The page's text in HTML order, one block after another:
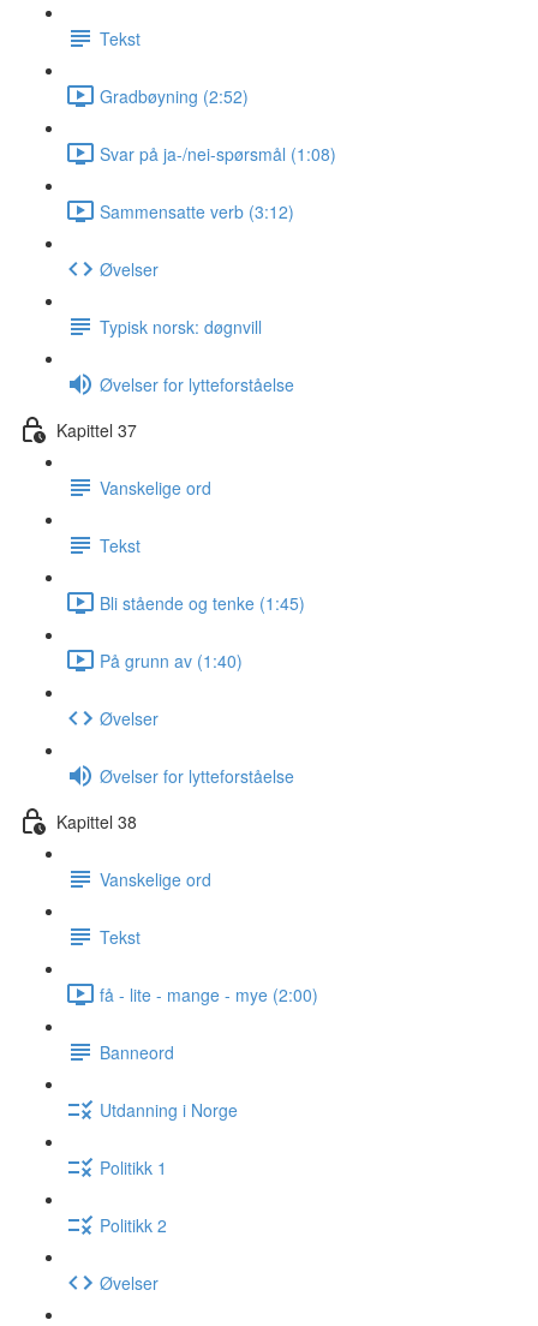
Tekst
Gradbøyning (2:52)
Svar på ja-/nei-spørsmål (1:08)
Sammensatte verb (3:12)
Øvelser
Typisk norsk: døgnvill
Øvelser for lytteforståelse
Kapittel 37
Vanskelige ord
Tekst
Bli stående og tenke (1:45)
På grunn av (1:40)
Øvelser
Øvelser for lytteforståelse
Kapittel 38
Vanskelige ord
Tekst
få - lite - mange - mye (2:00)
Banneord
Utdanning i Norge
Politikk 1
Politikk 2
Øvelser